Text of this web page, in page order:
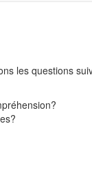
les questions